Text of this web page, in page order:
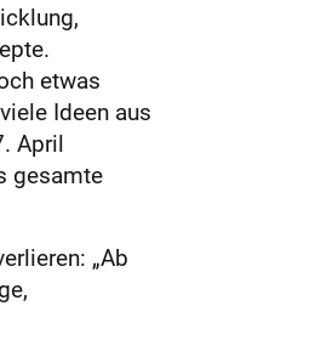
etwas
Ideen aus
April
gesamte
„Ab